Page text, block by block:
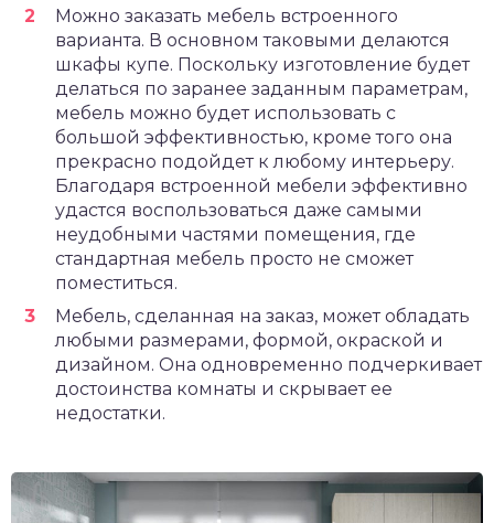
Можно заказать мебель встроенного
варианта. В основном таковыми делаются
шкафы купе. Поскольку изготовление будет
делаться по заранее заданным параметрам,
мебель можно будет использовать с
большой эффективностью, кроме того она
прекрасно подойдет к любому интерьеру.
Благодаря встроенной мебели эффективно
удастся воспользоваться даже самыми
неудобными частями помещения, где
стандартная мебель просто не сможет
поместиться.
Мебель, сделанная на заказ, может обладать
любыми размерами, формой, окраской и
дизайном. Она одновременно подчеркивает
достоинства комнаты и скрывает ее
недостатки.